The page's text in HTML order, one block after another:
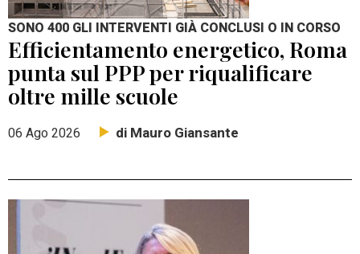
SONO 400 GLI INTERVENTI GIÀ CONCLUSI O IN CORSO
Efficientamento energetico, Roma
punta sul PPP per riqualificare
oltre mille scuole
06 Ago 2026 di Mauro Giansante